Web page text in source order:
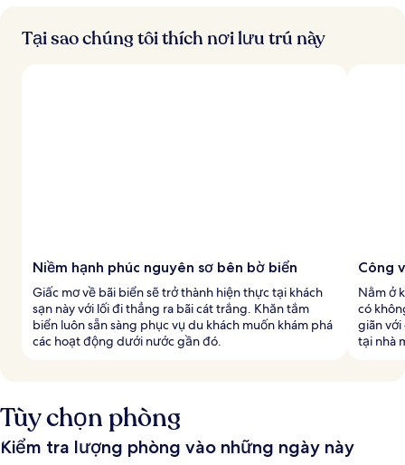
Tại sao chúng tôi thích nơi lưu trú này
Niềm hạnh phúc nguyên sơ bên bờ biển
Giấc mơ về bãi biển sẽ trở thành hiện thực tại khách
sạn này với lối đi thẳng ra bãi cát trắng. Khăn tắm
biển luôn sẵn sàng phục vụ du khách muốn khám phá
các hoạt động dưới nước gần đó.
Công
Nằm ở
có
giãn với
tại nhà
Tùy chọn phòng
Kiểm tra lượng phòng vào những ngày này